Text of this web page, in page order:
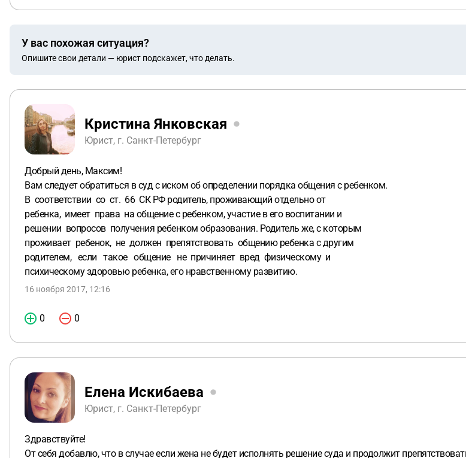
У вас похожая ситуация?
Опишите свои детали — юрист подскажет, что делать.
Кристина Янковская
Юрист, г. Санкт-Петербург
Добрый день, Максим!
Вам следует обратиться в суд с иском об определении порядка общения с ребенком.
В соответствии со ст. 66 СК РФ родитель, проживающий отдельно от
ребенка, имеет права на общение с ребенком, участие в его воспитании и
решении вопросов получения ребенком образования. Родитель же, с которым
проживает ребенок, не должен препятствовать общению ребенка с другим
родителем, если такое общение не причиняет вред физическому и
психическому здоровью ребенка, его нравственному развитию.
16 ноября 2017, 12:16
0 0
Елена Искибаева
Юрист, г. Санкт-Петербург
Здравствуйте!
От себя добавлю, что в случае если жена не будет исполнять решение суда и продолжит